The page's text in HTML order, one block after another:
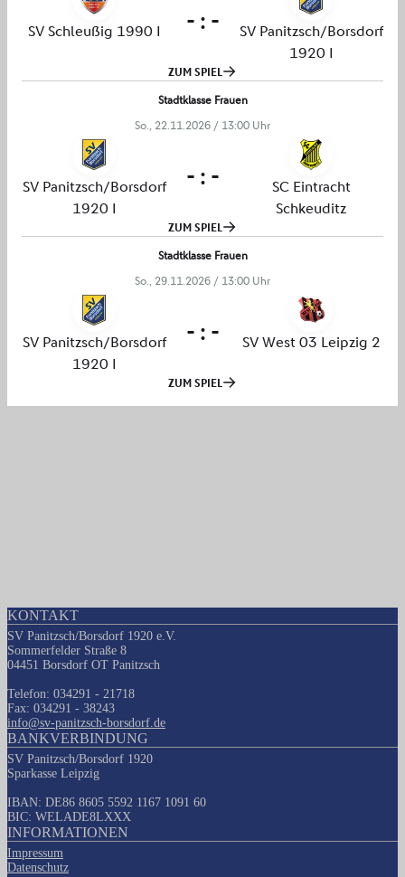
KONTAKT
SV Panitzsch/Borsdorf 1920 e.V.
Sommerfelder Straße 8
04451 Borsdorf OT Panitzsch
Telefon: 034291 - 21718
Fax: 034291 - 38243
info@sv-panitzsch-borsdorf.de
BANKVERBINDUNG
SV Panitzsch/Borsdorf 1920
Sparkasse Leipzig
IBAN: DE86 8605 5592 1167 1091 60
BIC: WELADE8LXXX
INFORMATIONEN
Impressum
Datenschutz